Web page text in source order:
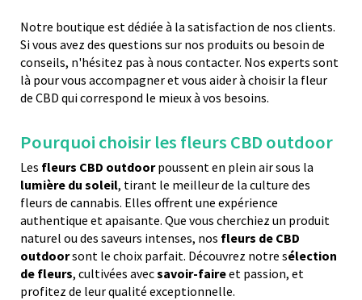
Notre boutique est dédiée à la satisfaction de nos clients.
Si vous avez des questions sur nos produits ou besoin de
conseils, n'hésitez pas à nous contacter. Nos experts sont
là pour vous accompagner et vous aider à choisir la fleur
de CBD qui correspond le mieux à vos besoins.
Pourquoi choisir les fleurs CBD outdoor
Les fleurs CBD outdoorpoussent en plein air sous la
lumière du soleil, tirant le meilleur de la culture des
fleurs de cannabis. Elles offrent une expérience
authentique et apaisante. Que vous cherchiez un produit
naturel ou des saveurs intenses, nos fleurs de CBD
outdoorsont le choix parfait. Découvrez notre sélection
de fleurs, cultivées avecsavoir-faireet passion, et
profitez de leur qualité exceptionnelle.